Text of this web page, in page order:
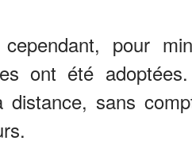
pour
ont été
sans